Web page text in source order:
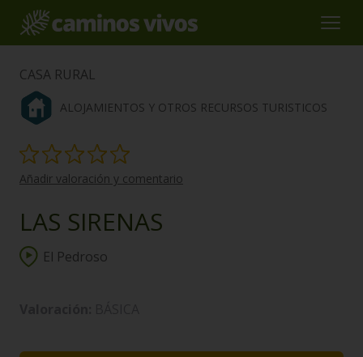
CASA RURAL
ALOJAMIENTOS Y OTROS RECURSOS TURISTICOS
Añadir valoración y comentario
LAS SIRENAS
El Pedroso